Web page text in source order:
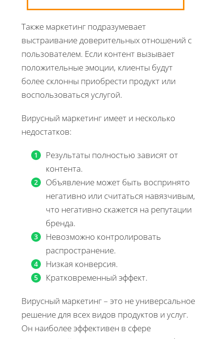
Также маркетинг подразумевает
выстраивание доверительных отношений с
пользователем. Если контент вызывает
положительные эмоции, клиенты будут
более склонны приобрести продукт или
воспользоваться услугой.
Вирусный маркетинг имеет и несколько
недостатков:
Результаты полностью зависят от
контента.
Объявление может быть воспринято
негативно или считаться навязчивым,
что негативно скажется на репутации
бренда.
Невозможно контролировать
распространение.
Низкая конверсия.
Кратковременный эффект.
Вирусный маркетинг – это не универсальное
решение для всех видов продуктов и услуг.
Он наиболее эффективен в сфере